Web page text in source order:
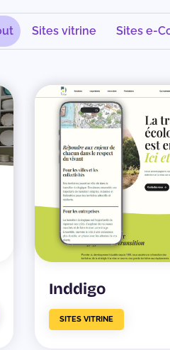
Sites vitrine Sites e-
Inddigo
SITES VITRINE